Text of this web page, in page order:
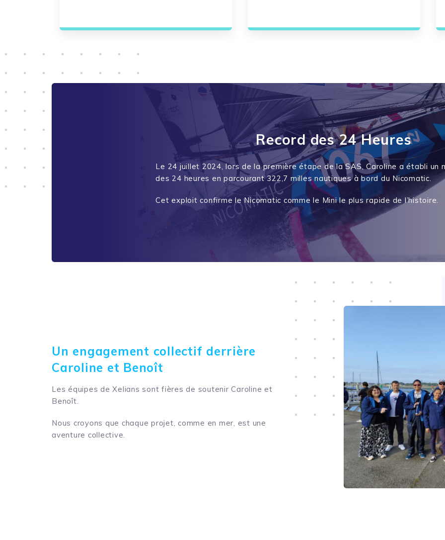
Record des 24 Heures
Le 24 juillet 2024, lors de la première étape de la SAS, Caroline a établi un
des 24 heures en parcourant 322,7 milles nautiques à bord du Nicomatic
Cet exploit confirme leNicomatic comme le Mini le plus rapide de l’histoire.
Un engagement collectif derrière
Caroline et Benoît
Les équipes de Xelianssont fières de soutenir Caroline et
Benoît.
Nous croyons que chaque projet, comme en mer, est une
aventure collective.